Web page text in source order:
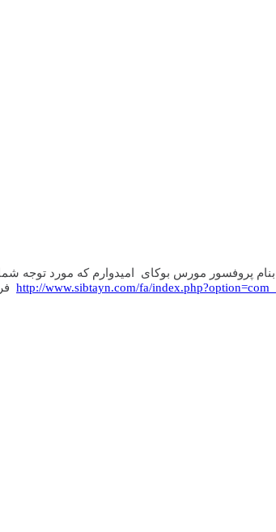
پروفسور مورس بوکای امیدوارم که مورد توجه